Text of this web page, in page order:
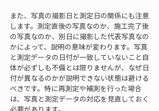
また、写真の撮影日と測定日の関係にも注意
します。測定直後の写真なのか、施工完了後
の写真なのか、別日に撮影した代表写真なの
かによって、説明の意味が変わります。写真
と測定データの日付が一致していないこと自
体が必ずしも不備とは限りませんが、なぜ日
付が異なるのかが説明できない状態は避ける
べきです。特に再測定や補測を行った場合
は、写真と測定データの対応を見直しておく
必要があります。